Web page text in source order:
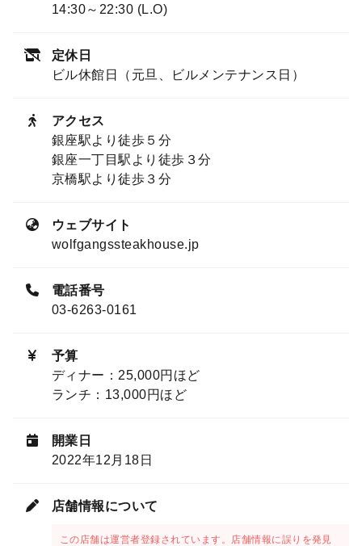
14:30～22:30 (L.O)
定休日
ビル休館日（元旦、ビルメンテナンス日）
アクセス
銀座駅より徒歩５分
銀座一丁目駅より徒歩３分
京橋駅より徒歩３分
ウェブサイト
wolfgangssteakhouse.jp
電話番号
03-6263-0161
予算
ディナー：25,000円ほど
ランチ：13,000円ほど
開業日
2022年12月18日
店舗情報について
この店舗は運営者登録されています。店舗情報に誤りを発見